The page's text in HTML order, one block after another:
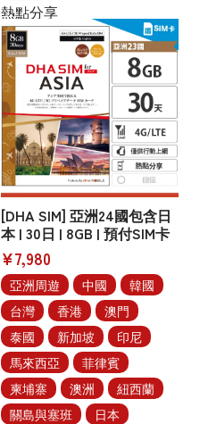
熱點分享
[DHA SIM] 亞洲24國包含日
本 | 30日 | 8GB | 預付SIM卡
¥7,980
亞洲周遊 中國
韓國
台灣
香港
澳門
泰國
新加坡
印尼
馬來西亞
菲律賓
柬埔寨
澳洲
紐西蘭
關島與塞班
日本